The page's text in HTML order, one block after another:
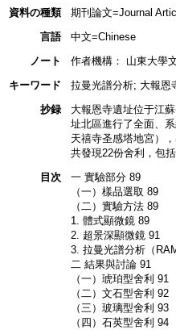
資料の種類
期刊論文=Journal
言語
中文=Chinese
ノート
作者機構： 山東大學
キーワード
拉曼光譜分析; 大報恩
抄録
大報恩寺遺址位于江
址北區進行了全面、
天禧寺圣感塔地宮）
共發現22份舍利，包
目次
一 實驗部分 89
（一）樣品選取 89
（二）實驗方法 89
1. 體式顯微鏡 89
2. 超景深顯微鏡 91
3. 拉曼光譜分析（
二 結果與討論 91
（一）琥珀型舍利 91
（二）文石型舍利 92
（三）玻璃型舍利 93
（四）石英型舍利 94